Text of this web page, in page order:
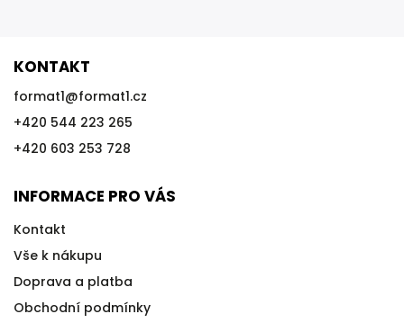
KONTAKT
format1@format1.cz
+420 544 223 265
+420 603 253 728
INFORMACE PRO VÁS
Kontakt
Vše k nákupu
Doprava a platba
Obchodní podmínky